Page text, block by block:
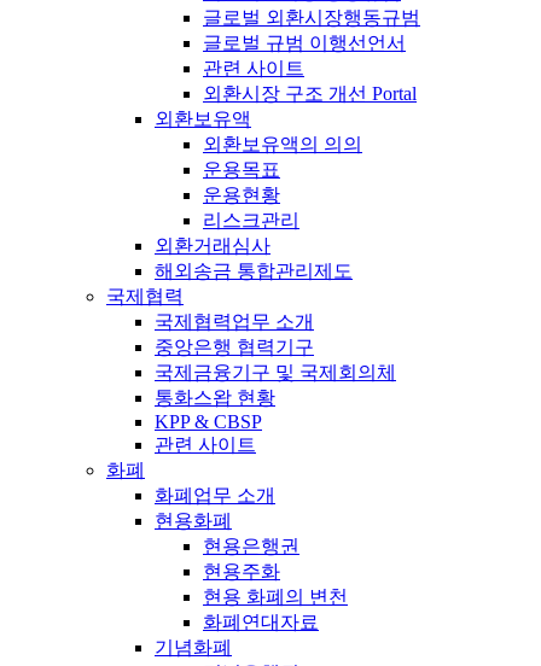
글로벌 외환시장행동규범
글로벌 규범 이행선언서
관련 사이트
외환시장 구조 개선 Portal
외환보유액
외환보유액의 의의
운용목표
운용현황
리스크관리
외환거래심사
해외송금 통합관리제도
국제협력
국제협력업무 소개
중앙은행 협력기구
국제금융기구 및 국제회의체
통화스왑 현황
KPP & CBSP
관련 사이트
화폐
화폐업무 소개
현용화폐
현용은행권
현용주화
현용 화폐의 변천
화폐연대자료
기념화폐